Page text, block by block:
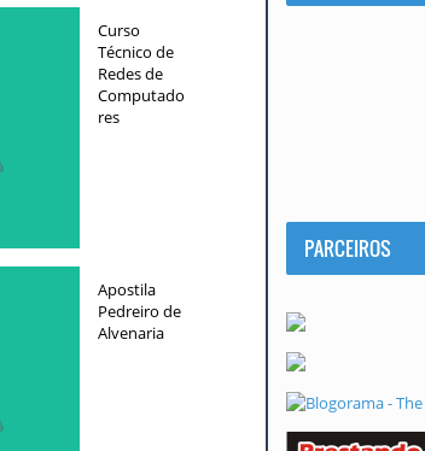
Curso
Técnico de
Redes de
Computado
res
Apostila
Pedreiro de
Alvenaria
PARCEIROS